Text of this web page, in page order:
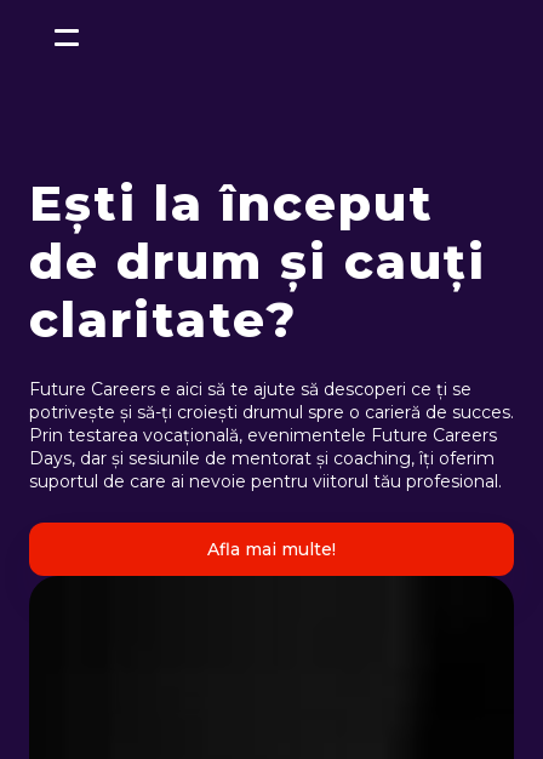
Ești la început
de drum și cauți
claritate?
Future Careers e aici să te ajute să descoperi ce ți se
potrivește și să-ți croiești drumul spre o carieră de succes.
Prin testarea vocațională, evenimentele Future Careers
Days, dar și sesiunile de mentorat și coaching, îți oferim
suportul de care ai nevoie pentru viitorul tău profesional.
Afla mai multe!